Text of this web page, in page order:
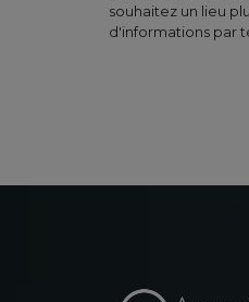
souhaitez un lieu
d'informations par